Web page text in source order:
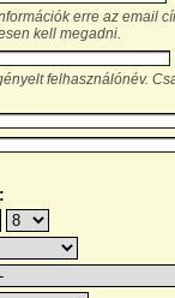
erre az email
kell megadni.
felhasználónév.